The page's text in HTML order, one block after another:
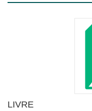
LIVRE